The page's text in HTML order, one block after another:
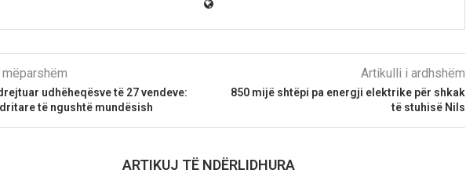
udhëheqësve të 27 vendeve:
të ngushtë mundësish
Artikulli i ardhshëm
850 mijë shtëpi pa energji elektrike për shkak
të stuhisë Nils
ARTIKUJ TË NDËRLIDHURA